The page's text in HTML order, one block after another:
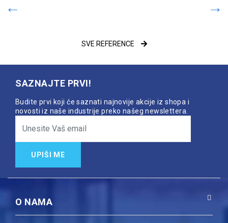
SVE REFERENCE
SAZNAJTE PRVI!
Budite prvi koji će saznati najnovije akcije iz shopa i
novosti iz naše industrije preko našeg newslettera.
UPIŠI ME
O NAMA